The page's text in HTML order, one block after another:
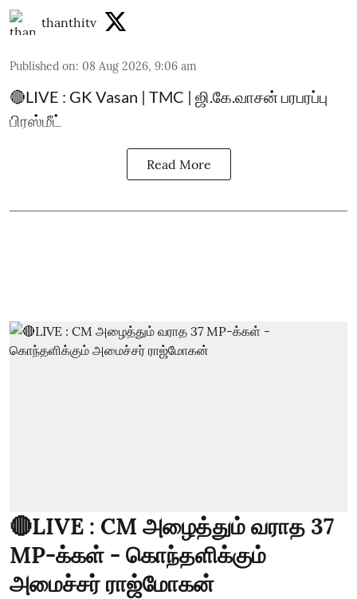
thanthitv
Published on: 08 Aug 2026, 9:06 am
🔴LIVE : GK Vasan | TMC | ஜி.கே.வாசன் பரபரப்பு
பிரஸ்மீட்
Read More
🔴LIVE : CM அழைத்தும் வராத 37
MP-க்கள் - கொந்தளிக்கும்
அமைச்சர் ராஜ்மோகன்